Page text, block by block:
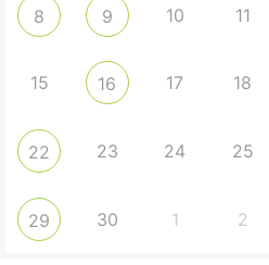
8 9 10 11
15 16 17 18
22 23 24 25
29 30 1 2